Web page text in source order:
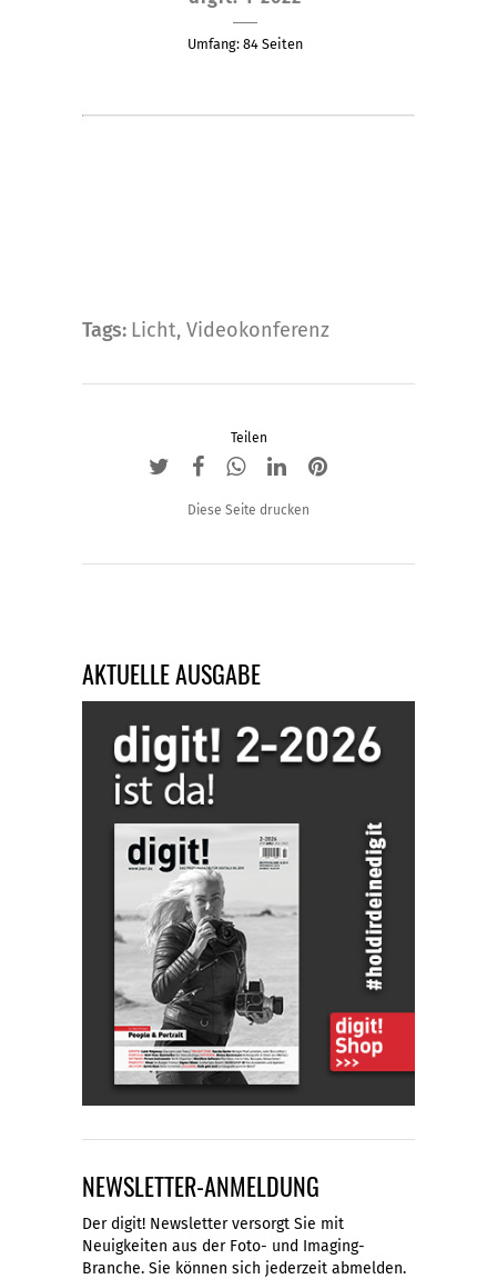
gewählt
Umfang: 84 Seiten
Tags: Licht, Videokonferenz
Teilen
Diese Seite drucken
AKTUELLE AUSGABE
NEWSLETTER-ANMELDUNG
Der digit! Newsletter versorgt Sie mit
Neuigkeiten aus der Foto- und Imaging-
Branche. Sie können sich jederzeit abmelden.